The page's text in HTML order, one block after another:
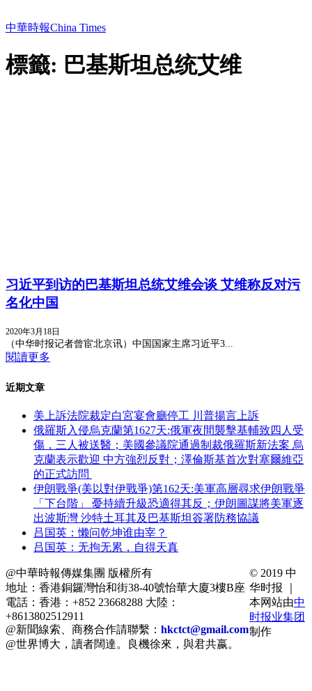
中華時報China Times
標籤: 巴基斯坦总统艾维
习近平到访的巴基斯坦总统艾维会谈 艾维称反对污
名化中国
2020年3月18日
（中华时报记者曾宦北京讯）中国国家主席习近平3...
閱讀更多
近期文章
美上訴法院裁定白宮宴會廳停工 川普揚言上訴
俄羅斯入侵烏克蘭第1627天:俄軍夜間襲擊基輔致四人受
傷，三人被送醫；美國參議院通過制裁俄羅斯新法案 烏
克蘭表示歡迎 中方強烈反對；澤倫斯基首次對塞爾維亞
的正式訪問
伊朗戰爭(美以對伊戰爭)第162天:美軍高層尋求伊朗戰爭
「下台階」 憂持續升級恐適得其反；伊朗圖謀將美軍逐
出波斯灣 沙特土耳其及巴基斯坦簽署防務協議
吕国英：懒问乾坤谁由宰？
吕国英：无拘无累，自得天真
@中華時報傳媒集團 版權所有
地址：香港銅鑼灣怡和街38-40號怡華大廈3樓B座
電話：香港：+852 23668288 大陸：
+8613802512911
@新聞線索、商務合作請聯繫： hkctct@gmail.com
@世界博大，讀者闊達。良機徐來，與君共嬴。
© 2019 中
华时报 ｜
本网站由中
时报业集团
制作